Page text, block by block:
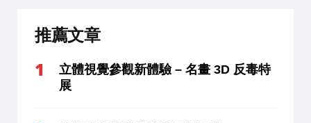
推薦文章
立體視覺參觀新體驗 – 名畫 3D 反毒特
展